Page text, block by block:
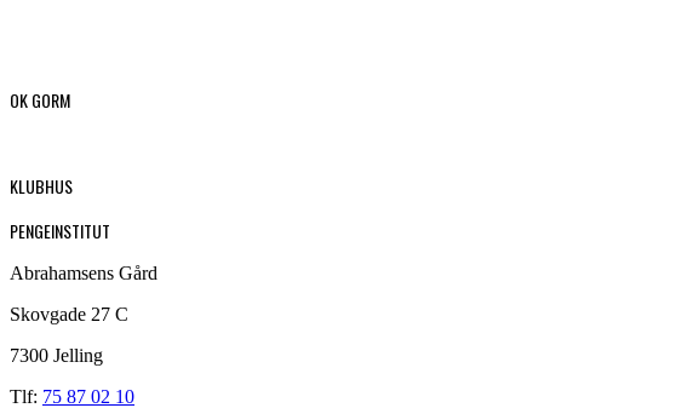
OK GORM
KLUBHUS
PENGEINSTITUT
Abrahamsens Gård
Skovgade 27 C
7300 Jelling
Tlf: 75 87 02 10